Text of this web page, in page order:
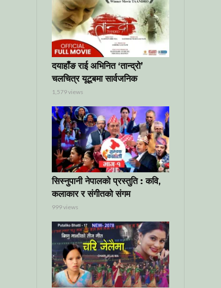
दयाहाँङ राई अभिनित ‘तान्द्रो’
चलचित्र यूटूबमा सार्वजनिक
1,579 views
सिस्नुपानी नेपालको प्रस्तुति : कवि,
कलाकार र संगीतको संगम
999 views